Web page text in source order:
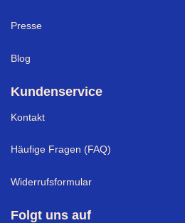
Presse
Blog
Kundenservice
Kontakt
Häufige Fragen (FAQ)
Widerrufsformular
Folgt uns auf